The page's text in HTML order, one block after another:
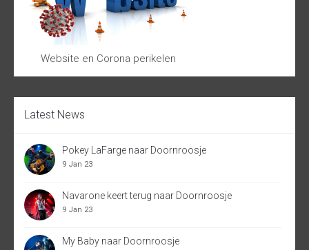
Website en Corona perikelen
Latest News
Pokey LaFarge naar Doornroosje
9 Jan 23
Navarone keert terug naar Doornroosje
9 Jan 23
My Baby naar Doornroosje